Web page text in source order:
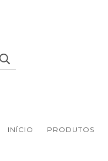
INÍCIO PRODUTOS